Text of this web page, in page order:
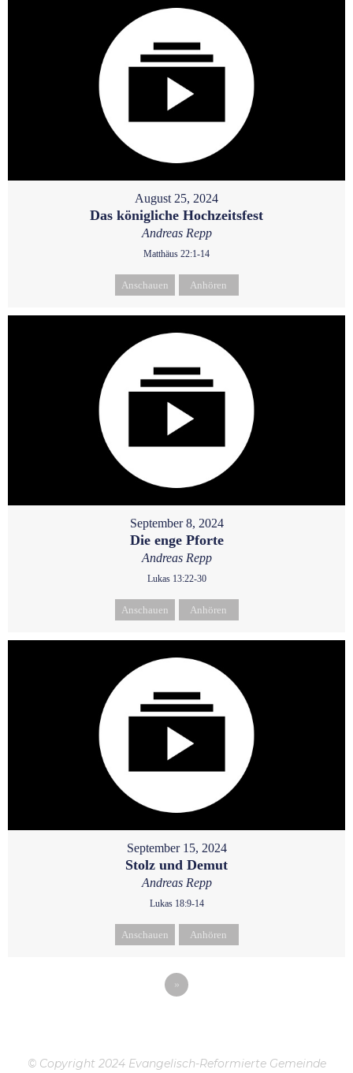
August 25, 2024
Das königliche Hochzeitsfest
Andreas Repp
Matthäus 22:1-14
Anschauen Anhören
September 8, 2024
Die enge Pforte
Andreas Repp
Lukas 13:22-30
Anschauen Anhören
September 15, 2024
Stolz und Demut
Andreas Repp
Lukas 18:9-14
Anschauen Anhören
»
© Copyright 2024 Evangelisch-Reformierte Gemeinde